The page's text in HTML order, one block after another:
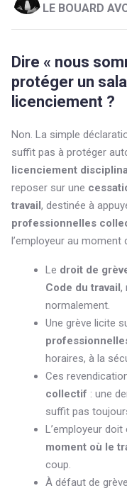
LE BOUARD
Dire « nous
protéger un
licenciement ?
Non. La simple
suffit pas à protéger
licenciement
reposer sur une
travail, destinée à
professionnelles
l’employeur au moment
Le droit de
Code du travail,
normalement.
Une grève licite
horaires, à la
Ces
collectif : une
suffit pas
L’employeur
moment où le
coup.
À défaut de